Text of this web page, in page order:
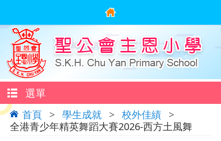
選單
首頁 > 學生成就 > 校外佳績 >
全港青少年精英舞蹈大賽2026-西方土風舞